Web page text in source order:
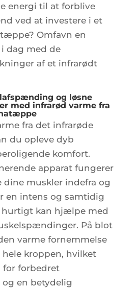
energi til at forblive
ved at investere i et
Omfavn en
dag med de
af et infrarødt
og løsne
med infrarød varme fra
fra det infrarøde
du opleve dyb
komfort.
apparat fungerer
dine muskler indefra og
en intens og samtidig
hurtigt kan hjælpe med
På blot
varme fornemmelse
hele kroppen, hvilket
forbedret
en betydelig